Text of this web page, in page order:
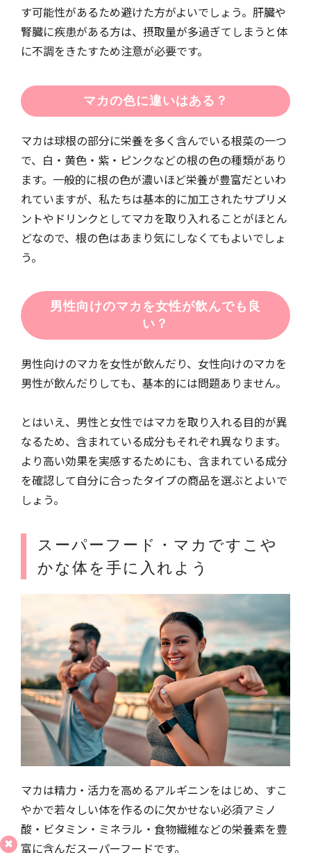
す可能性があるため避けた方がよいでしょう。肝臓や
腎臓に疾患がある方は、摂取量が多過ぎてしまうと体
に不調をきたすため注意が必要です。
マカの色に違いはある？
マカは球根の部分に栄養を多く含んでいる根菜の一つ
で、白・黄色・紫・ピンクなどの根の色の種類があり
ます。一般的に根の色が濃いほど栄養が豊富だといわ
れていますが、私たちは基本的に加工されたサプリメ
ントやドリンクとしてマカを取り入れることがほとん
どなので、根の色はあまり気にしなくてもよいでしょ
う。
男性向けのマカを女性が飲んでも良
い？
男性向けのマカを女性が飲んだり、女性向けのマカを
男性が飲んだりしても、基本的には問題ありません。
とはいえ、男性と女性ではマカを取り入れる目的が異
なるため、含まれている成分もそれぞれ異なります。
より高い効果を実感するためにも、含まれている成分
を確認して自分に合ったタイプの商品を選ぶとよいで
しょう。
スーパーフード・マカですこや
かな体を手に入れよう
マカは精力・活力を高めるアルギニンをはじめ、すこ
やかで若々しい体を作るのに欠かせない必須アミノ
酸・ビタミン・ミネラル・食物繊維などの栄養素を豊
富に含んだスーパーフードです。